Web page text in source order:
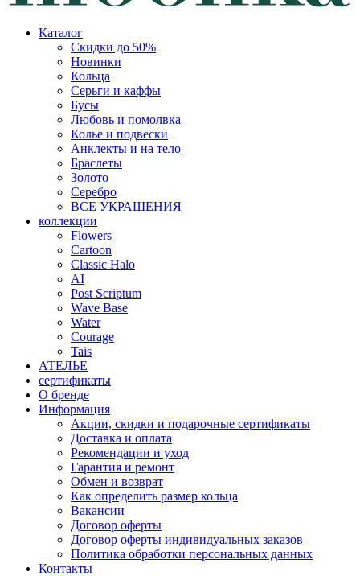
Каталог
Скидки до 50%
Новинки
Кольца
Серьги и каффы
Бусы
Любовь и помолвка
Колье и подвески
Анклекты и на тело
Браслеты
Золото
Серебро
ВСЕ УКРАШЕНИЯ
коллекции
Flowers
Cartoon
Classic Halo
AI
Post Scriptum
Wave Base
Water
Courage
Tais
АТЕЛЬЕ
сертификаты
О бренде
Информация
Акции, скидки и подарочные сертификаты
Доставка и оплата
Рекомендации и уход
Гарантия и ремонт
Обмен и возврат
Как определить размер кольца
Вакансии
Договор оферты
Договор оферты индивидуальных заказов
Политика обработки персональных данных
Контакты